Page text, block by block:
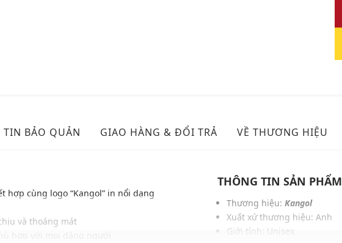
TIN BẢO QUẢN GIAO HÀNG & ĐỔI TRẢ VỀ THƯƠNG HIỆU
cùng logo “Kangol” in nổi dạng
và thoáng mát
THÔNG TIN SẢN PHẨM
Thương hiệu: Kangol
Xuất xứ thương hiệu: Anh
Giới tính: Unisex